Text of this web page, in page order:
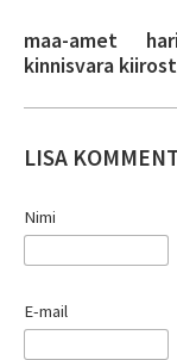
maa-amet
kinnisvara kiirost
LISA
Nimi
E-mail